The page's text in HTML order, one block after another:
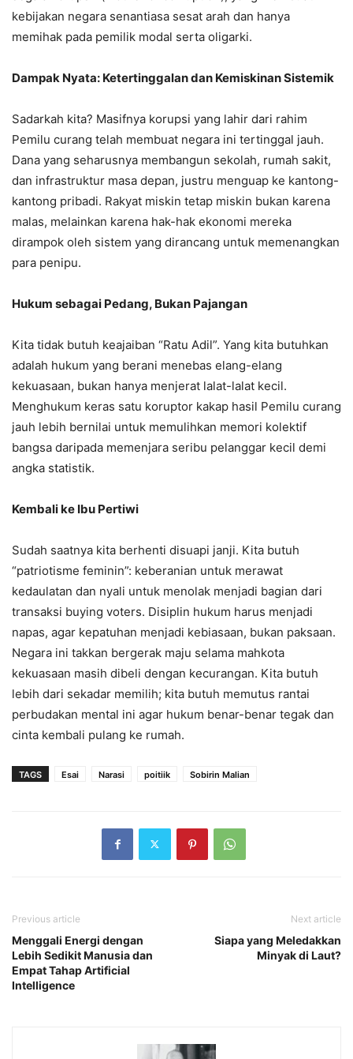
kebijakan negara senantiasa sesat arah dan hanya
memihak pada pemilik modal serta oligarki.
Dampak Nyata: Ketertinggalan dan Kemiskinan Sistemik
Sadarkah kita? Masifnya korupsi yang lahir dari rahim
Pemilu curang telah membuat negara ini tertinggal jauh.
Dana yang seharusnya membangun sekolah, rumah sakit,
dan infrastruktur masa depan, justru menguap ke kantong-
kantong pribadi. Rakyat miskin tetap miskin bukan karena
malas, melainkan karena hak-hak ekonomi mereka
dirampok oleh sistem yang dirancang untuk memenangkan
para penipu.
Hukum sebagai Pedang, Bukan Pajangan
Kita tidak butuh keajaiban “Ratu Adil”. Yang kita butuhkan
adalah hukum yang berani menebas elang-elang
kekuasaan, bukan hanya menjerat lalat-lalat kecil.
Menghukum keras satu koruptor kakap hasil Pemilu curang
jauh lebih bernilai untuk memulihkan memori kolektif
bangsa daripada memenjara seribu pelanggar kecil demi
angka statistik.
Kembali ke Ibu Pertiwi
Sudah saatnya kita berhenti disuapi janji. Kita butuh
“patriotisme feminin”: keberanian untuk merawat
kedaulatan dan nyali untuk menolak menjadi bagian dari
transaksi buying voters. Disiplin hukum harus menjadi
napas, agar kepatuhan menjadi kebiasaan, bukan paksaan.
Negara ini takkan bergerak maju selama mahkota
kekuasaan masih dibeli dengan kecurangan. Kita butuh
lebih dari sekadar memilih; kita butuh memutus rantai
perbudakan mental ini agar hukum benar-benar tegak dan
cinta kembali pulang ke rumah.
TAGS Esai Narasi poitiik Sobirin Malian
Previous article
Menggali Energi dengan
Lebih Sedikit Manusia dan
Empat Tahap Artificial
Intelligence
Next article
Siapa yang Meledakkan
Minyak di Laut?